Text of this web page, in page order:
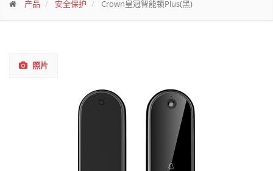
产品 安全保护 Crown皇冠智能锁Plus(黑)
照片